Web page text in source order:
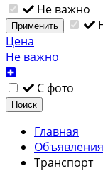
Не важно
Применить
Цена
Не важно
С фото
Поиск
Главная
Транспорт